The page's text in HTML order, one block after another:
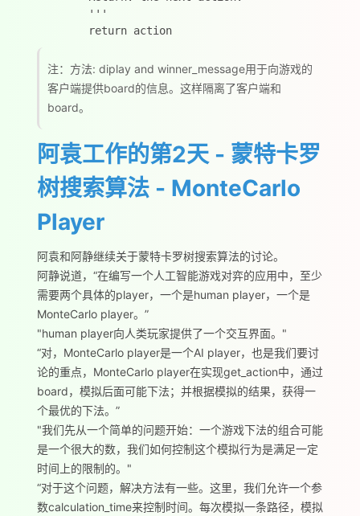
        '''
        return action
注：方法: diplay and winner_message用于向游戏的
客户端提供board的信息。这样隔离了客户端和
board。
阿袁工作的第2天 - 蒙特卡罗
树搜索算法 - MonteCarlo
Player
阿袁和阿静继续关于蒙特卡罗树搜索算法的讨论。
阿静说道，“在编写一个人工智能游戏对弈的应用中，至少
需要两个具体的player，一个是human player，一个是
MonteCarlo player。”
"human player向人类玩家提供了一个交互界面。"
“对，MonteCarlo player是一个AI player，也是我们要讨
论的重点，MonteCarlo player在实现get_action中，通过
board，模拟后面可能下法；并根据模拟的结果，获得一
个最优的下法。”
"我们先从一个简单的问题开始：一个游戏下法的组合可能
是一个很大的数，我们如何控制这个模拟行为是满足一定
时间上的限制的。"
“对于这个问题，解决方法有一些。这里，我们允许一个参
数calculation_time来控制时间。每次模拟一条路径，模拟